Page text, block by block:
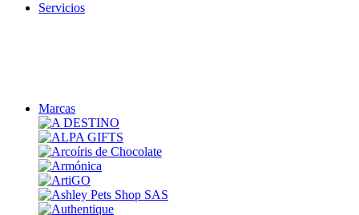
Servicios
Marcas